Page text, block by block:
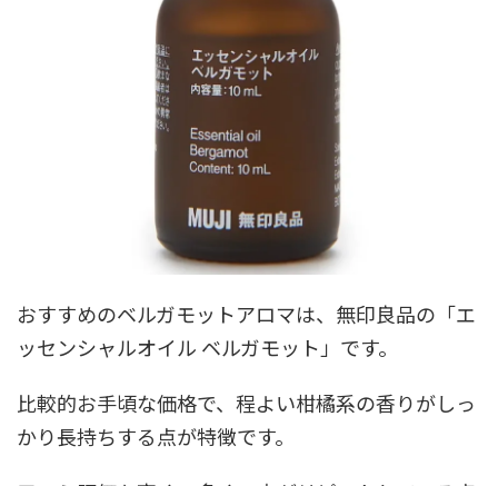
おすすめのベルガモットアロマは、無印良品の「エ
ッセンシャルオイル ベルガモット」です。
比較的お手頃な価格で、程よい柑橘系の香りがしっ
かり長持ちする点が特徴です。